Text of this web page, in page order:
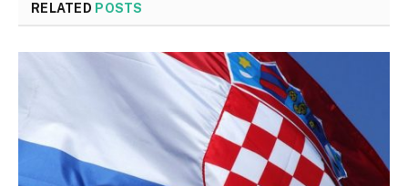
RELATED POSTS